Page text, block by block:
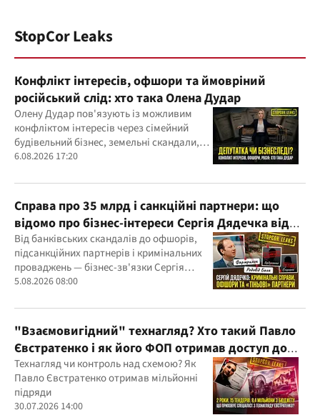
StopCor Leaks
Конфлікт інтересів, офшори та ймовріний
російський слід: хто така Олена Дудар
Олену Дудар пов'язують із можливим
конфліктом інтересів через сімейний
будівельний бізнес, земельні скандали,
судові справи
6.08.2026 17:20
Справа про 35 млрд і санкційні партнери: що
відомо про бізнес-інтереси Сергія Дядечка від
"Родовід Банку" до "ФАРМАСЕЛ"
Від банківських скандалів до офшорів,
підсанкційних партнерів і кримінальних
проваджень — бізнес-зв'язки Сергія
Дядечка й досі простягаються через
5.08.2026 08:00
"Взаємовигідний" технагляд? Хто такий Павло
Євстратенко і як його ФОП отримав доступ до
бюджетних мільйонів?
Технагляд чи контроль над схемою? Як
Павло Євстратенко отримав мільйонні
підряди
30.07.2026 14:00